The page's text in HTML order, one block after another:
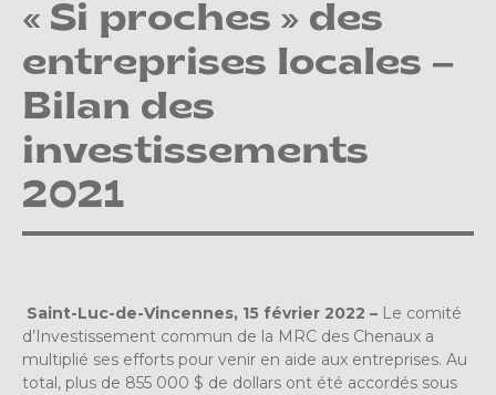
« Si proches » des
entreprises locales –
Bilan des
investissements
2021
Saint-Luc-de-Vincennes, 15 février 2022 – Le comité
d’Investissement commun de la MRC des Chenaux a
multiplié ses efforts pour venir en aide aux entreprises. Au
total, plus de 855 000 $ de dollars ont été accordés sous